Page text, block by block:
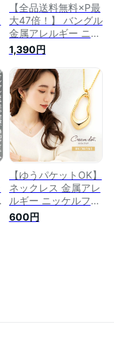
【全品送料無料×P最
大47倍！】 バングル
金属アレルギー ニッ
ケルフリー 18kコー
ティング レディース
ぷっくり ブレスレッ
ト メタル オープン
バングル ゴールド
シルバー 大人 上品
エレガント カジュア
ル きれいめ シンプ
ル
1,390円
【ゆうパケットOK】
ネックレス 金属アレ
ルギー ニッケルフリ
ー 18kコーティング
レディース ショート
600円